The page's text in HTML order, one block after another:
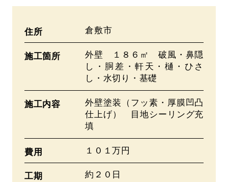
住所 倉敷市
施工箇所
外壁 １８６㎡ 破風・鼻隠
し・胴差・軒天・樋・ひさ
し・水切り・基礎
施工内容
外壁塗装（フッ素・厚膜凹凸
仕上げ） 目地シーリング充
填
費用 １０１万円
工期 約２０日